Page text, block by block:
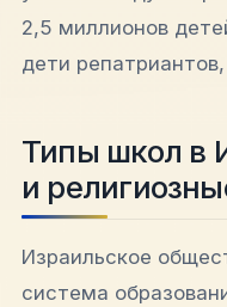
2,5 миллионов
дети
Типы школ в
и
Израильское
система